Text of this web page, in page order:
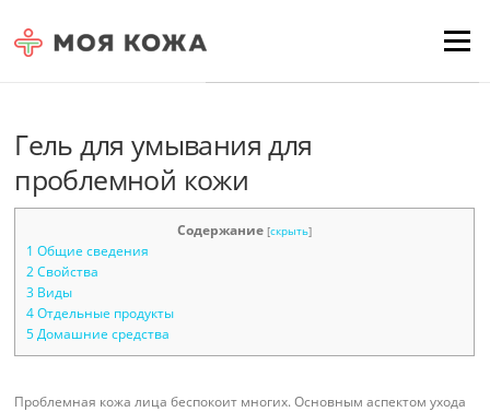
Menu
Гель для умывания для
проблемной кожи
Содержание [скрыть]
1 Общие сведения
2 Свойства
3 Виды
4 Отдельные продукты
5 Домашние средства
Проблемная кожа лица беспокоит многих. Основным аспектом ухода
Для любых предложений по